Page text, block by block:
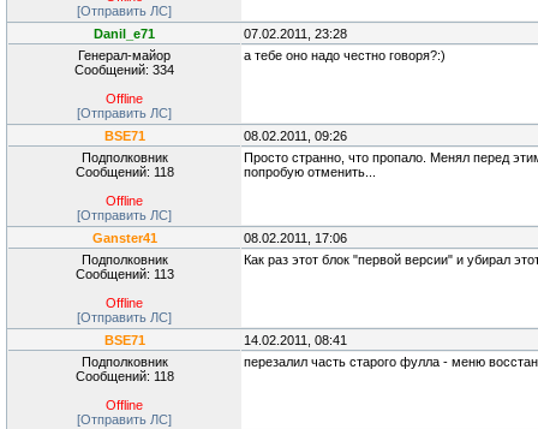
[Отправить ЛС]
Danil_e71
07.02.2011, 23:28
Генерал-майор
Сообщений: 334
Offline
[Отправить ЛС]
а тебе оно надо честно говоря?:)
BSE71
08.02.2011, 09:26
Подполковник
Сообщений: 118
Offline
[Отправить ЛС]
Просто странно, что пропало. Менял перед
попробую отменить...
Ganster41
08.02.2011, 17:06
Подполковник
Сообщений: 113
Offline
[Отправить ЛС]
Как раз этот блок "первой версии" и убирал
BSE71
14.02.2011, 08:41
Подполковник
Сообщений: 118
Offline
[Отправить ЛС]
перезалил часть старого фулла - меню